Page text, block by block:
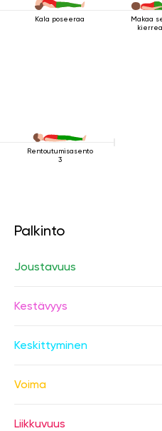
Kala poseeraa
Makaa
Rentoutumisasento
3
Palkinto
Joustavuus
Kestävyys
Keskittyminen
Voima
Liikkuvuus